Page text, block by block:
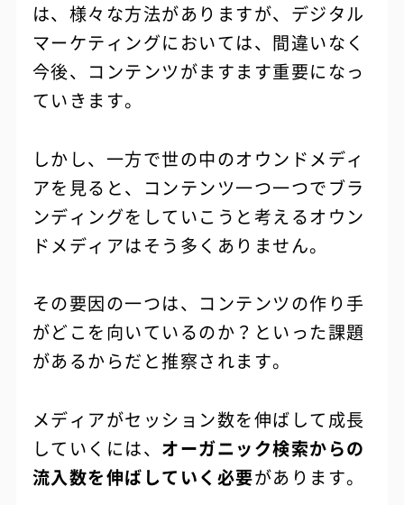
は、様々な方法がありますが、デジタル
マーケティングにおいては、間違いなく
今後、コンテンツがますます重要になっ
ていきます。
しかし、一方で世の中のオウンドメディ
アを見ると、コンテンツ一つ一つでブラ
ンディングをしていこうと考えるオウン
ドメディアはそう多くありません。
その要因の一つは、コンテンツの作り手
がどこを向いているのか？といった課題
があるからだと推察されます。
メディアがセッション数を伸ばして成長
していくには、 オーガニック検索からの
流入数を伸ばしていく必要があります。